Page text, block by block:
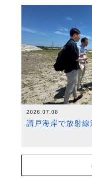
2026.07.08
請戸海岸で放射線